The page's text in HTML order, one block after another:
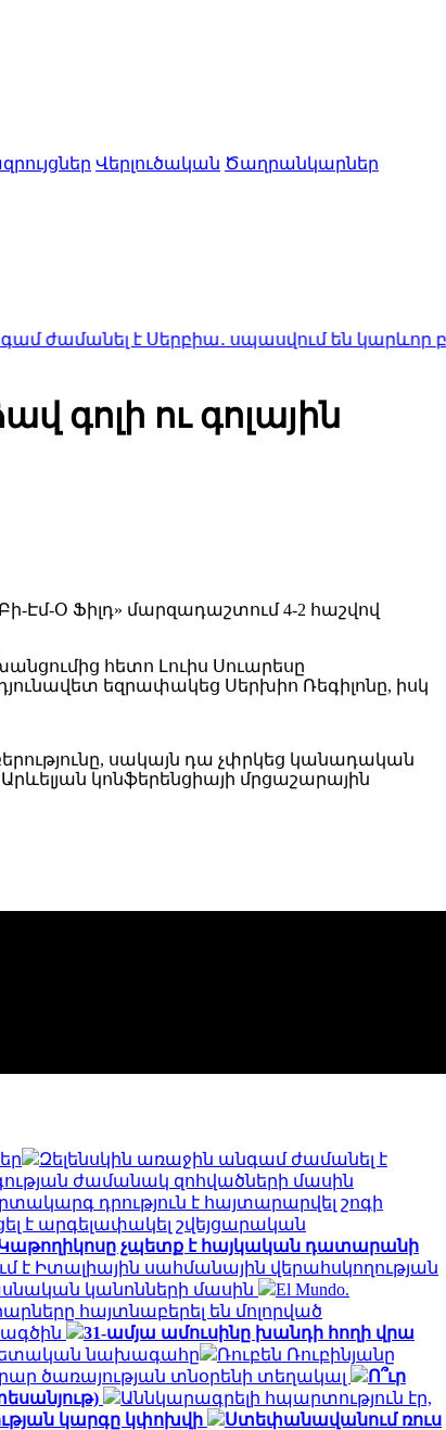
Վերլուծական Ծաղրանկարներ
Սերբիա․ սպասվում են կարևոր
գոլի ու գոլային
Էմ-Օ Ֆիլդ» մարզադաշտում 4-2 հաշվով
հետո Լուիս Սուարեսը
եզրափակեց Սերխիո Ռեգիլոնը, իսկ
սակայն դա չփրկեց կանադական
կոնֆերենցիայի մրցաշարային
Զելենսկին առաջին անգամ ժամանել է
ժամանակ զոհվածների մասին
դրություն է հայտարարվել շոգի
է արգելափակել շվեյցարական
չպետք է հայկական դատարանի
է Իտալիային սահմանային վերահսկողության
կանոնների մասին
El Mundo.
հայտնաբերել են մոլորված
31-ամյա ամուսինը խանդի հողի վրա
​​նախագահը
Ռուբեն Ռուբինյանը
ծառայության տնօրենի տեղակալ
Ո՞ւր
Աննկարագրելի հպարտություն էր,
կարգը կփոխվի
Ստեփանավանում ռուս